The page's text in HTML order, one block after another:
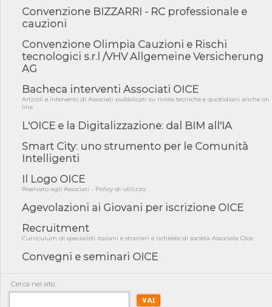
06/08/26 - DDL delegazione europea in Cdm per recepimento
norme UE in m...
05/08/26 - DL Infrastrutture e PNRR è legge: approvata oggi la
fiducia...
05/08/26 - Focus OICE sul DDL di riforma della responsabilità
05/08/26 - Anac: pubblicata la Relazione illustrativa al Bando tipo
2 s...
05/08/26 - SAVE THE DATE: Assemblea Pubblica Confindustria
05/08/26 - Successo OICE per il bando della Città metropolitana
di Reg...
05/08/26 - Lettera OICE per il bando della Giunta Regionale della
Campa...
04/08/26 - DL PA: previste cancellazioni da elenchi professionisti
per ...
04/08/26 - International Sustainable Buildings Competition -
COP31, An...
04/08/26 - CdS, project financing: progetto di fattibilità da
04/08/26 - Rapporto Anac corruzione 2020-2026: procedimenti
penali per ...
Convenzione BIZZARRI - RC professionale e
cauzioni
Convenzione Olimpia Cauzioni e Rischi
tecnologici s.r.l /VHV Allgemeine Versicherung
AG
Bacheca interventi Associati OICE
Articoli e interventi di Associati pubblicati su riviste tecniche e quotidiani anche on
line
L'OICE e la Digitalizzazione: dal BIM all'IA
Smart City: uno strumento per le Comunità
Intelligenti
Il Logo OICE
Riservato agli Associati - Policy di utilizzo
Agevolazioni ai Giovani per iscrizione OICE
Recruitment
Curriculum di specialisti italiani e stranieri e richieste di società Associate Oice
Convegni e seminari OICE
Cerca nel sito